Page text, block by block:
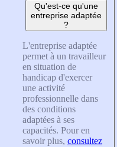
Qu'est-ce qu'une
entreprise adaptée
?
L'entreprise adaptée
permet à un travailleur
en situation de
handicap d'exercer
une activité
professionnelle dans
des conditions
adaptées à ses
capacités. Pour en
savoir plus, consultez